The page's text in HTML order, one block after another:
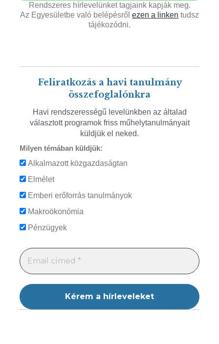
Rendszeres hírlevelünket tagjaink kapják meg.
Az Egyesületbe való belépésről ezen a linken tudsz
tájékozódni.
Feliratkozás a havi tanulmány
összefoglalónkra
Havi rendszerességű levelünkben az általad
választott programok friss műhelytanulmányait
küldjük el neked.
Milyen témában küldjük:
Alkalmazott közgazdaságtan
Elmélet
Emberi erőforrás tanulmányok
Makroökonómia
Pénzügyek